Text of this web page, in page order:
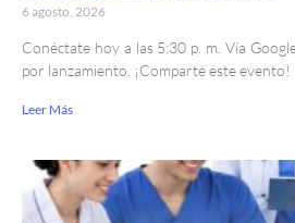
6 agosto, 2026
Conéctate hoy a las 5:30 p. m. Vía
por lanzamiento. ¡Comparte este evento!
Leer Más